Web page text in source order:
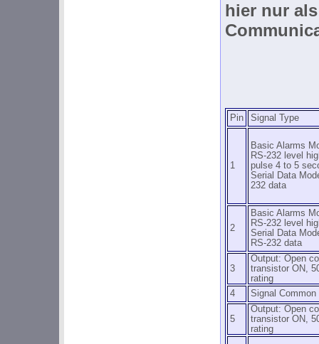
hier nur
Pin Signal Type
1
Basic Alarms
RS-232 level
pulse 4 to 5
Serial Data
232 data
2
Basic Alarms
RS-232 level
Serial Data
RS-232 data
3
Output: Open
transistor ON,
rating
4
Signal Common
5
Output: Open
transistor ON,
rating